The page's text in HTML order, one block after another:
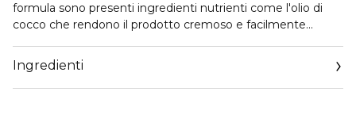
formula sono presenti ingredienti nutrienti come l'olio di
cocco che rendono il prodotto cremoso e facilmente
adattarsi, in modo naturale, a tutti gli incarnati.
Ingredienti